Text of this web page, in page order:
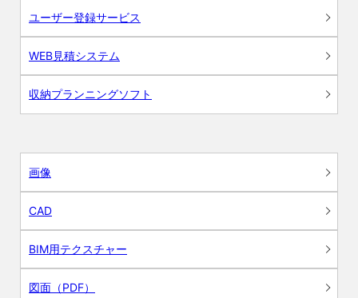
ユーザー登録サービス
WEB見積システム
収納プランニングソフト
画像
CAD
BIM用テクスチャー
図面（PDF）